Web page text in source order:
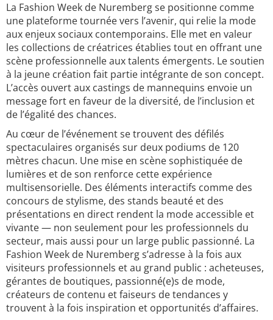
La Fashion Week de Nuremberg se positionne comme
une plateforme tournée vers l’avenir, qui relie la mode
aux enjeux sociaux contemporains. Elle met en valeur
les collections de créatrices établies tout en offrant une
scène professionnelle aux talents émergents. Le soutien
à la jeune création fait partie intégrante de son concept.
L’accès ouvert aux castings de mannequins envoie un
message fort en faveur de la diversité, de l’inclusion et
de l’égalité des chances.
Au cœur de l’événement se trouvent des défilés
spectaculaires organisés sur deux podiums de 120
mètres chacun. Une mise en scène sophistiquée de
lumières et de son renforce cette expérience
multisensorielle. Des éléments interactifs comme des
concours de stylisme, des stands beauté et des
présentations en direct rendent la mode accessible et
vivante — non seulement pour les professionnels du
secteur, mais aussi pour un large public passionné. La
Fashion Week de Nuremberg s’adresse à la fois aux
visiteurs professionnels et au grand public : acheteuses,
gérantes de boutiques, passionné(e)s de mode,
créateurs de contenu et faiseurs de tendances y
trouvent à la fois inspiration et opportunités d’affaires.